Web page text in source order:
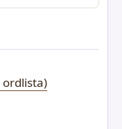
ordlista)